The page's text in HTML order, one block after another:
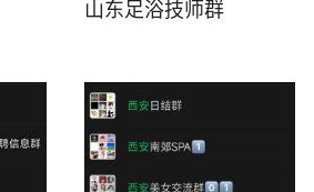
山东足浴技师群